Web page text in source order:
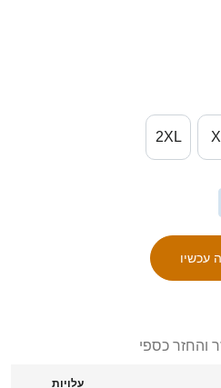
2XL
והחזר כספי
עלויות